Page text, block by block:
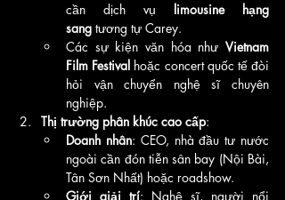
cần dịch vụ limousine hạng
sang tương tự Carey.
Các sự kiện văn hóa như Vietnam
Film Festival hoặc concert quốc tế đòi
hỏi vận chuyển nghệ sĩ chuyên
nghiệp.
Thị trường phân khúc cao cấp:
Doanh nhân: CEO, nhà đầu tư nước
ngoài cần đón tiễn sân bay (Nội Bài,
Tân Sơn Nhất) hoặc roadshow.
Giới giải trí: Nghệ sĩ, người nổi